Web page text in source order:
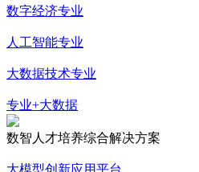
数字经济专业
人工智能专业
大数据技术专业
专业+大数据
数智人才培养综合解决方案